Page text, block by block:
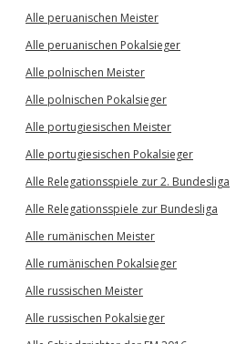
Alle peruanischen Meister
Alle peruanischen Pokalsieger
Alle polnischen Meister
Alle polnischen Pokalsieger
Alle portugiesischen Meister
Alle portugiesischen Pokalsieger
Alle Relegationsspiele zur 2. Bundesliga
Alle Relegationsspiele zur Bundesliga
Alle rumänischen Meister
Alle rumänischen Pokalsieger
Alle russischen Meister
Alle russischen Pokalsieger